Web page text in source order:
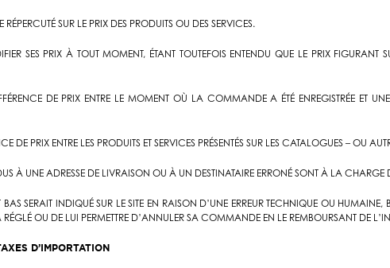
SUR LE PRIX DES PRODUITS OU DES SERVICES.
SES PRIX À TOUT MOMENT, ÉTANT TOUTEFOIS ENTENDU QUE LE PRIX
DE PRIX ENTRE LE MOMENT OÙ LA COMMANDE A ÉTÉ ENREGISTRÉE ET
DE PRIX ENTRE LES PRODUITS ET SERVICES PRÉSENTÉS SUR LES CATALOGUES – OU
À UNE ADRESSE DE LIVRAISON OU À UN DESTINATAIRE ERRONÉ SONT À LA CHARGE
SERAIT INDIQUÉ SUR LE SITE EN RAISON D’UNE ERREUR TECHNIQUE OU HUMAINE,
OU DE LUI PERMETTRE D’ANNULER SA COMMANDE EN LE REMBOURSANT DE
D’IMPORTATION